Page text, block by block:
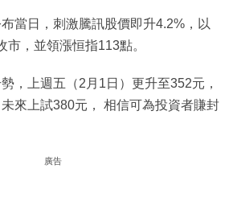
當日，刺激騰訊股價即升4.2%，以
市，並領漲恒指113點。
，上週五（2月1日）更升至352元，
來上試380元， 相信可為投資者賺封
廣告